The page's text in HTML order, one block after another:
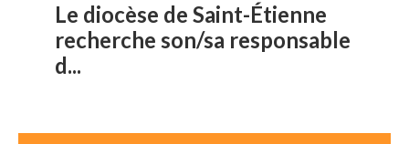
Le diocèse de Saint-Étienne
recherche son/sa responsable
d...